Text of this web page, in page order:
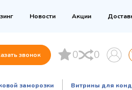
Новости Акции
звонок 0 0
заморозки Витрины для